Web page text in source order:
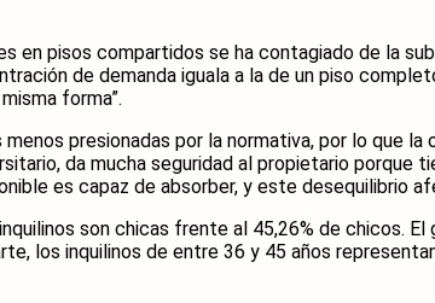
en pisos compartidos se ha contagiado de la
de demanda iguala a la de un piso
forma”.
presionadas por la normativa, por lo que
da mucha seguridad al propietario porque
es capaz de absorber, y este desequilibrio
son chicas frente al 45,26% de chicos.
los inquilinos de entre 36 y 45 años